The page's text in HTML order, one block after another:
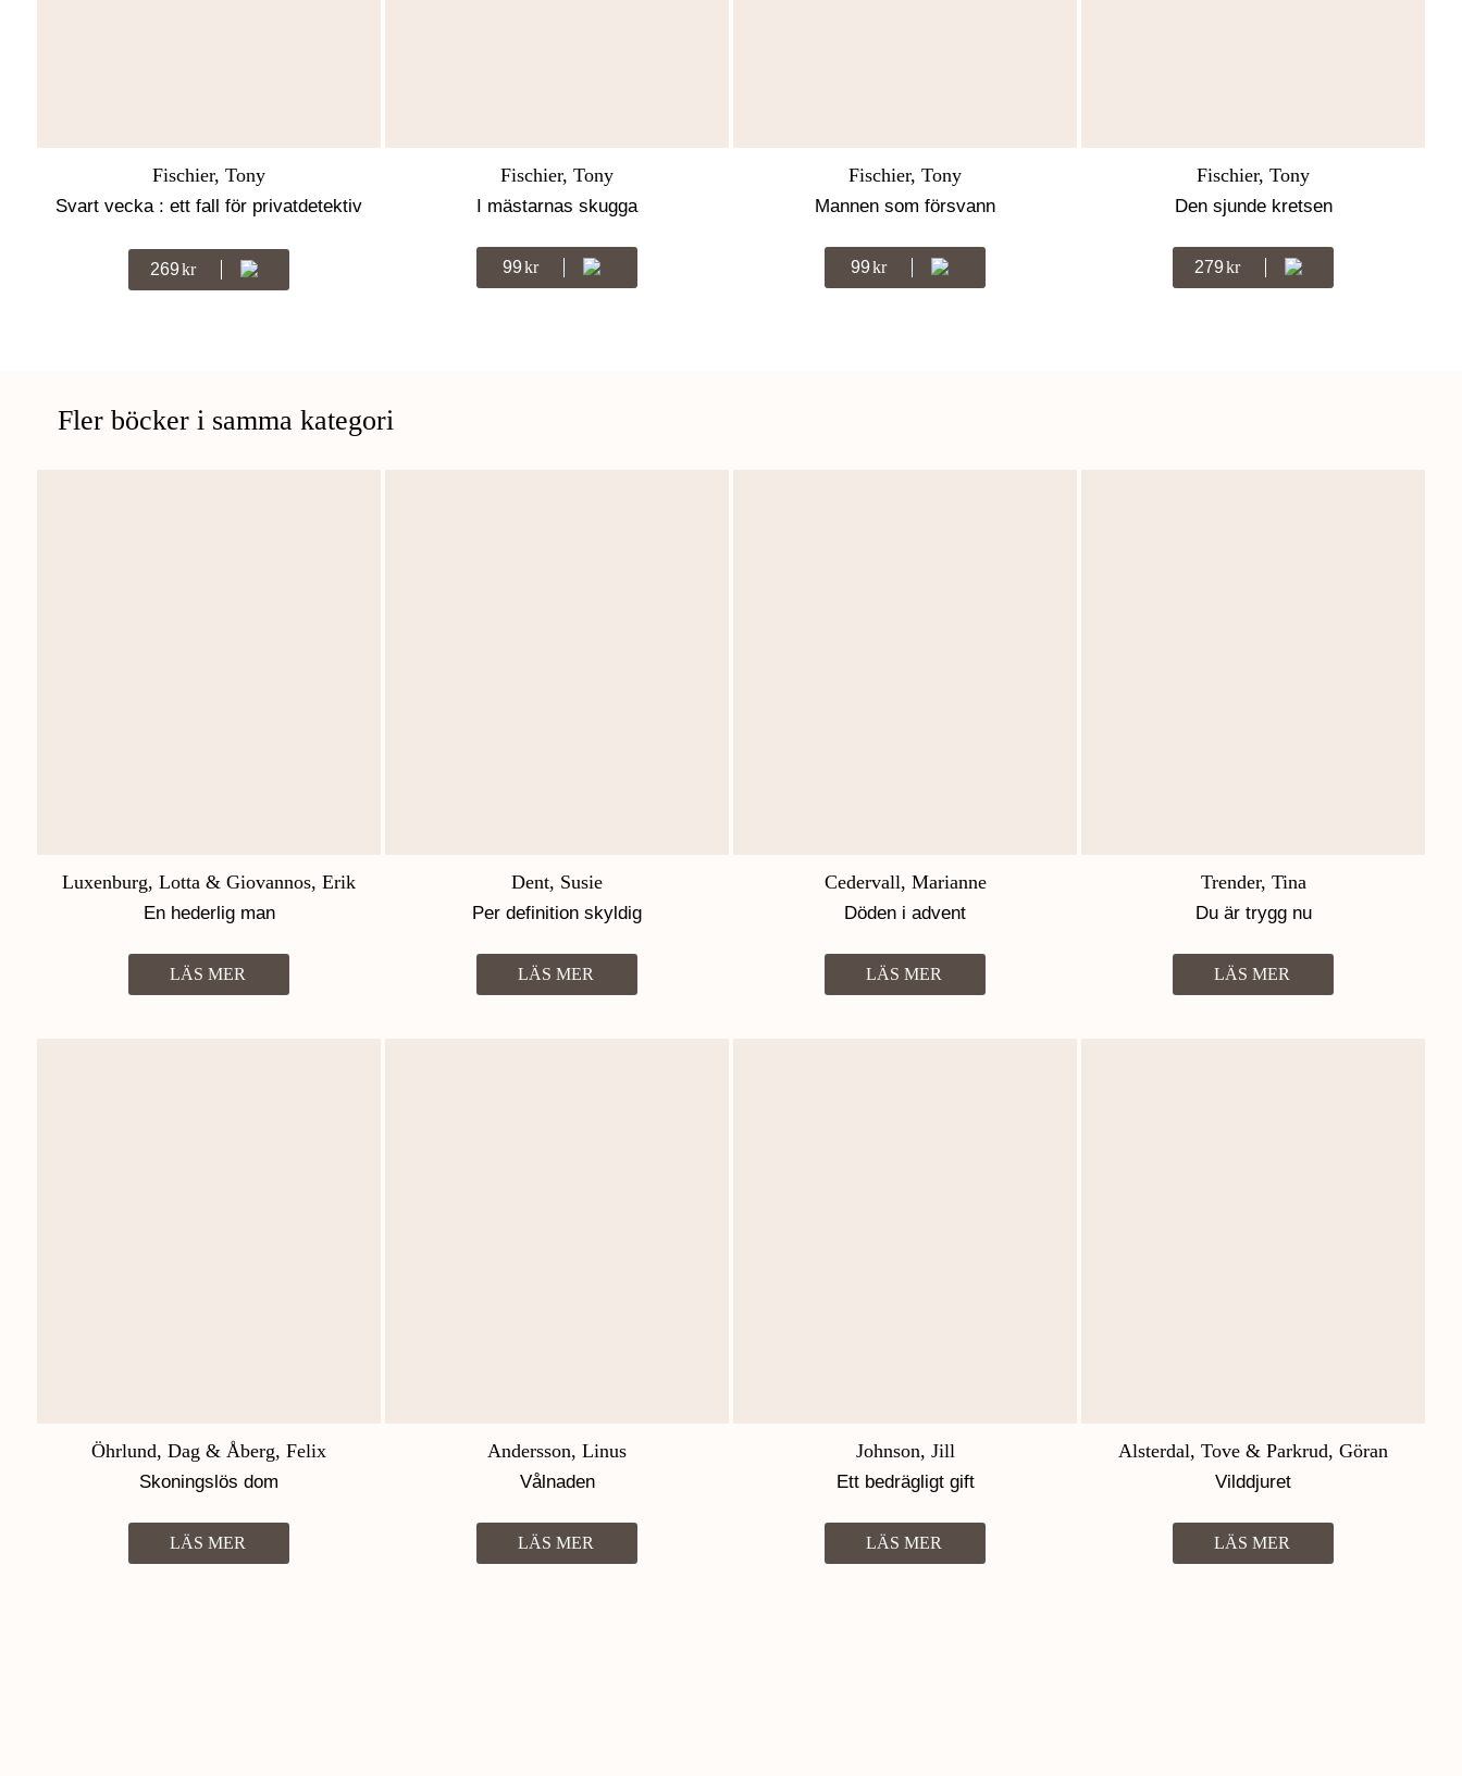
Fischier, Tony
Svart vecka : ett fall för privatdetektiv
269Kr
Fischier, Tony
I mästarnas skugga
99Kr
Fischier, Tony
Mannen som försvann
99Kr
Fischier, Tony
Den sjunde kretsen
279Kr
Fler böcker i samma kategori
Luxenburg, Lotta & Giovannos, Erik
En hederlig man
LÄS MER
Dent, Susie
Per definition skyldig
LÄS MER
Cedervall, Marianne
Döden i advent
LÄS MER
Trender, Tina
Du är trygg nu
LÄS MER
Öhrlund, Dag & Åberg, Felix
Skoningslös dom
LÄS MER
Andersson, Linus
Vålnaden
LÄS MER
Johnson, Jill
Ett bedrägligt gift
LÄS MER
Alsterdal, Tove & Parkrud, Göran
Vilddjuret
LÄS MER